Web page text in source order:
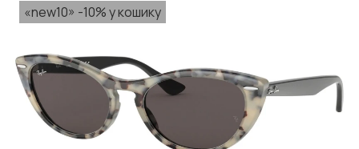
«new10» -10% у кошику